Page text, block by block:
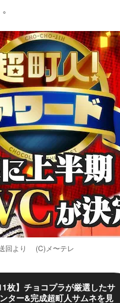
回より (C)メ〜テレ
枚】チョコプラが厳選したサ
ター&完成超町人サムネを見